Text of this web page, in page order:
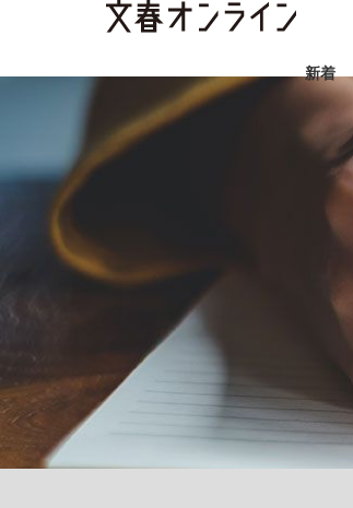
新着
スクー
「キオクシアの投資の
終戦から81年